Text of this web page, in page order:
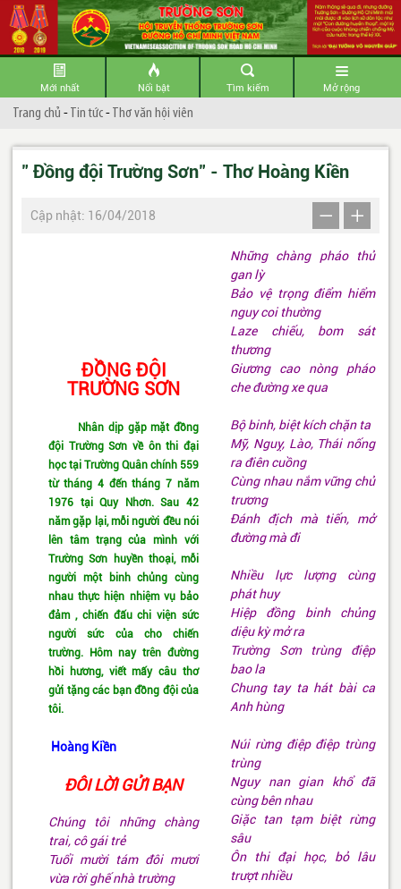
Mới nhất Nổi bật Tìm kiếm Mở rộng
Trang chủ -Tin tức-Thơ văn hội viên
" Đồng đội Trường Sơn" - Thơ Hoàng Kiền
Cập nhật: 16/04/2018
ĐỒNG ĐỘI
TRƯỜNG SƠN
Nhân dịp gặp mặt đồng
đội Trường Sơn về ôn thi đại
học tại Trường Quân chính 559
từ tháng 4 đến tháng 7 năm
1976 tại Quy Nhơn. Sau 42
năm gặp lại, mỗi người đều nói
lên tâm trạng của mình với
Trường Sơn huyền thoại, mỗi
người một binh chủng cùng
nhau thực hiện nhiệm vụ bảo
đảm , chiến đấu chi viện sức
người sức của cho chiến
trường. Hôm nay trên đường
hồi hương, viết mấy câu thơ
gửi tặng các bạn đồng đội của
tôi.
Hoàng Kiền
ĐÔI LỜI GỬI BẠN
Chúng tôi những chàng
trai, cô gái trẻ
Tuổi mười tám đôi mươi
vừa rời ghế nhà trường
Những chàng pháo thủ
gan lỳ
Bảo vệ trọng điểm hiểm
nguy coi thường
Laze chiếu, bom sát
thương
Giương cao nòng pháo
che đường xe qua
Bộ binh, biệt kích chặn ta
Mỹ, Nguỵ, Lào, Thái nống
ra điên cuồng
Cùng nhau nắm vững chủ
trương
Đánh địch mà tiến, mở
đường mà đi
Nhiều lực lượng cùng
phát huy
Hiệp đồng binh chủng
diệu kỳ mở ra
Trường Sơn trùng điệp
bao la
Chung tay ta hát bài ca
Anh hùng
Núi rừng điệp điệp trùng
trùng
Nguy nan gian khổ đã
cùng bên nhau
Giặc tan tạm biệt rừng
sâu
Ôn thi đại học, bỏ lâu
trượt nhiều